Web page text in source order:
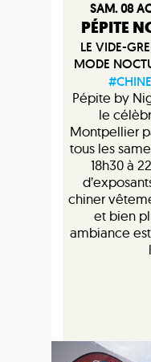
SAM. 08
PÉPITE
LE VIDE-
MODE
Pépite by
le
Montpellier
tous les
18h30 à
chiner
et bien
ambiance